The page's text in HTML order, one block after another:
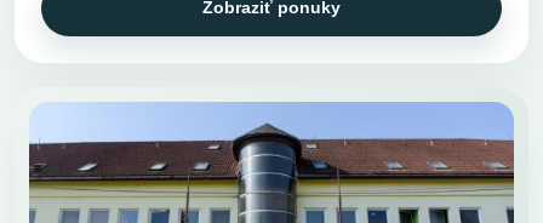
Zobraziť ponuky